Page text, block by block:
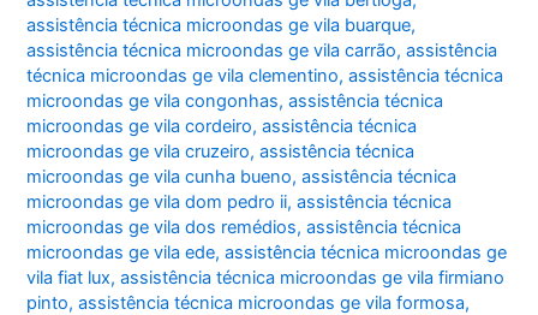
assistência técnica microondas ge vila buarque,
assistência técnica microondas ge vila carrão,assistência
técnica microondas ge vila clementino,assistência técnica
microondas ge vila congonhas,assistência técnica
microondas ge vila cordeiro,assistência técnica
microondas ge vila cruzeiro,assistência técnica
microondas ge vila cunha bueno,assistência técnica
microondas ge vila dom pedro ii,assistência técnica
microondas ge vila dos remédios,assistência técnica
microondas ge vila ede,assistência técnica microondas ge
vila fiat lux,assistência técnica microondas ge vila firmiano
pinto,assistência técnica microondas ge vila formosa,